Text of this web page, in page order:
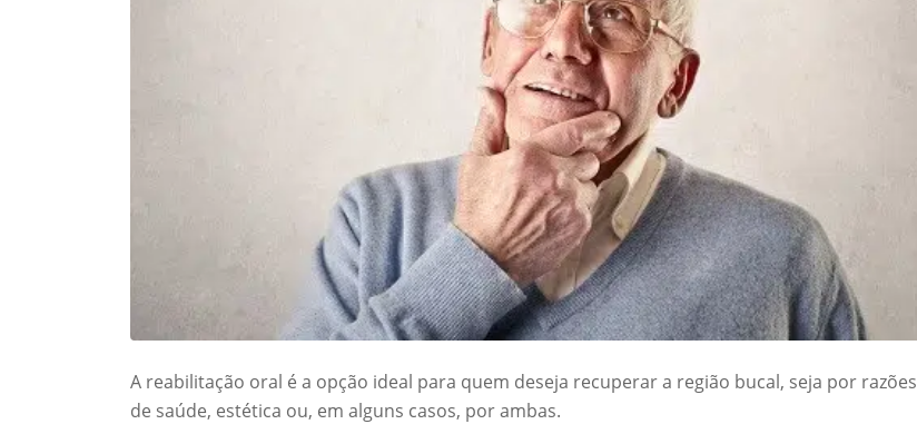
A reabilitação oral é a opção ideal para quem deseja recuperar a região bucal, seja por razões
de saúde, estética ou, em alguns casos, por ambas.